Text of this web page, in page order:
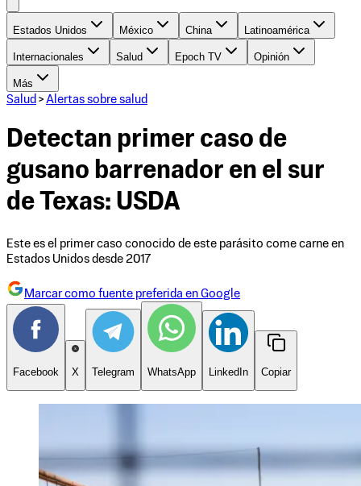
Estados Unidos México China Latinoamérica
Internacionales Salud Epoch TV Opinión
Más
Salud > Alertas sobre salud
Detectan primer caso de
gusano barrenador en el sur
de Texas: USDA
Este es el primer caso conocido de este parásito come carne en
Estados Unidos desde 2017
Marcar como fuente preferida en Google
Facebook X Telegram WhatsApp LinkedIn Copiar